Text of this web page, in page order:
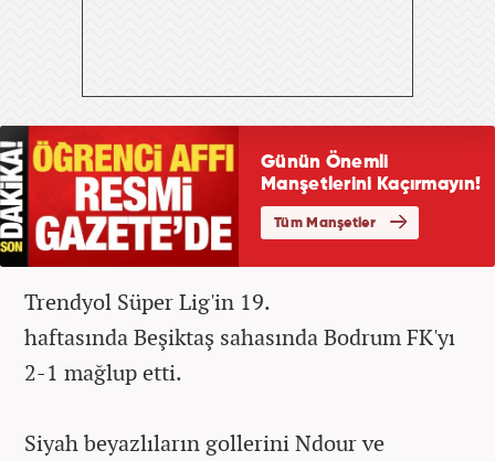
Trendyol Süper Lig'in 19.
haftasında Beşiktaş sahasında Bodrum FK'yı
2-1 mağlup etti.
Siyah beyazlıların gollerini Ndour ve